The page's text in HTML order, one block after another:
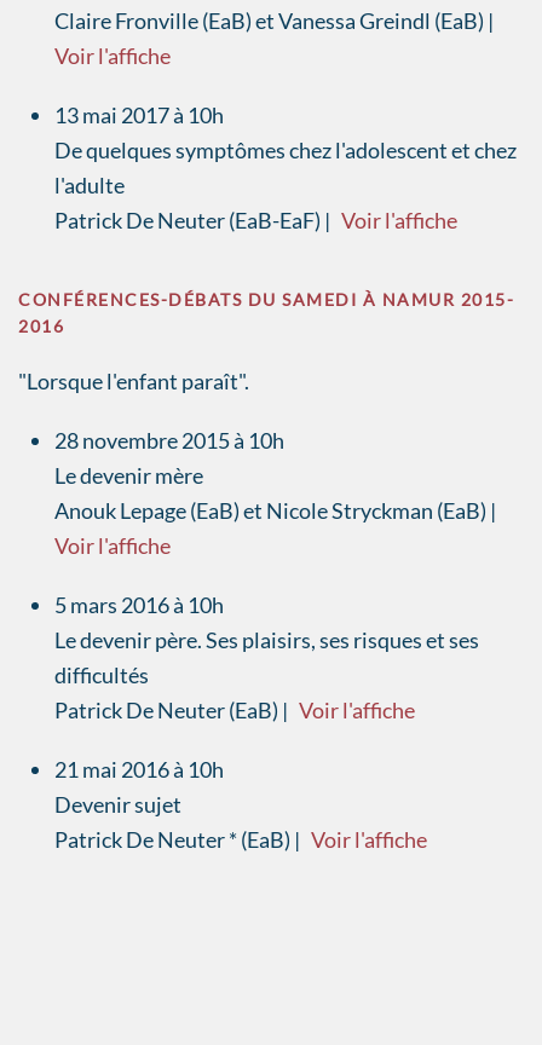
Claire Fronville (EaB) et Vanessa Greindl (EaB) |
Voir l'affiche
13 mai 2017 à 10h
De quelques symptômes chez l'adolescent et chez
l'adulte
Patrick De Neuter (EaB-EaF) | Voir l'affiche
CONFÉRENCES-DÉBATS DU SAMEDI À NAMUR 2015-
2016
"Lorsque l'enfant paraît".
28 novembre 2015 à 10h
Le devenir mère
Anouk Lepage (EaB) et Nicole Stryckman (EaB) |
Voir l'affiche
5 mars 2016 à 10h
Le devenir père. Ses plaisirs, ses risques et ses
difficultés
Patrick De Neuter (EaB) | Voir l'affiche
21 mai 2016 à 10h
Devenir sujet
Patrick De Neuter * (EaB) | Voir l'affiche